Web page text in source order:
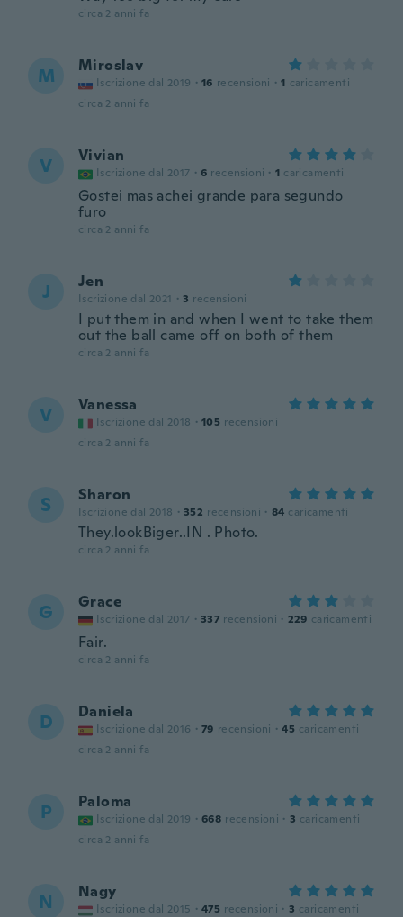
circa 2 anni fa
M Miroslav
Iscrizione dal 2019 · 16 recensioni · 1 caricamenti
circa 2 anni fa
V Vivian
Iscrizione dal 2017 · 6 recensioni · 1 caricamenti
Gostei mas achei grande para segundo
furo
circa 2 anni fa
J Jen
Iscrizione dal 2021 · 3 recensioni
I put them in and when I went to take them
out the ball came off on both of them
circa 2 anni fa
V Vanessa
Iscrizione dal 2018 · 105 recensioni
circa 2 anni fa
S Sharon
Iscrizione dal 2018 · 352 recensioni · 84 caricamenti
They.lookBiger..IN . Photo.
circa 2 anni fa
G Grace
Iscrizione dal 2017 · 337 recensioni · 229 caricamenti
Fair.
circa 2 anni fa
D Daniela
Iscrizione dal 2016 · 79 recensioni · 45 caricamenti
circa 2 anni fa
P Paloma
Iscrizione dal 2019 · 668 recensioni · 3 caricamenti
circa 2 anni fa
N Nagy
Iscrizione dal 2015 · 475 recensioni · 3 caricamenti